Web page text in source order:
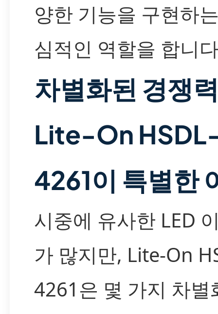
양한 기능을 구현하
심적인 역할을 합니
차별화된 경쟁
Lite-On
4261이 특별한
시중에 유사한 LED
가 많지만, Lite-On
4261은 몇 가지 차별